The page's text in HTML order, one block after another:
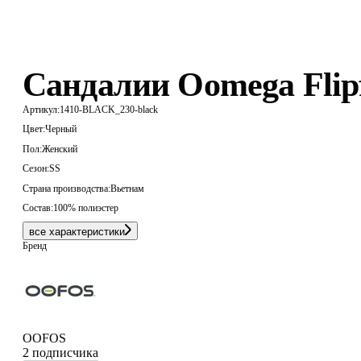
Сандалии Oomega
Артикул:1410-BLACK_230-black
Цвет:Черный
Пол:Женский
Сезон:SS
Страна производства:Вьетнам
Состав:100% полиэстер
все характеристики
Бренд
OOFOS
2 подписчика